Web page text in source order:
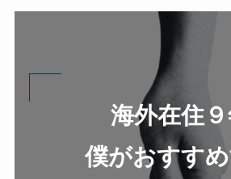
海外在住
僕がおすす